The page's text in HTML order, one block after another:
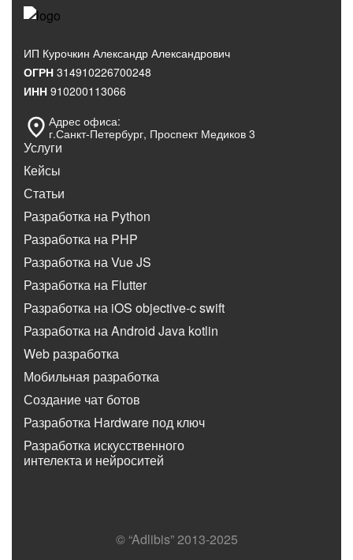
ИП Курочкин Александр Александрович
ОГРН 314910226700248
ИНН 910200113066
Адрес офиса:
г.Санкт‑Петербург, Проспект Медиков 3
Услуги
Кейсы
Статьи
Разработка на Python
Разработка на PHP
Разработка на Vue JS
Разработка на Flutter
Разработка на iOS objective-c swift
Разработка на Android Java kotlin
Web разработка
Мобильная разработка
Создание чат ботов
Разработка Hardware под ключ
Разработка искусственного
интелекта и нейроситей
© “Adlibis” 2013-2025